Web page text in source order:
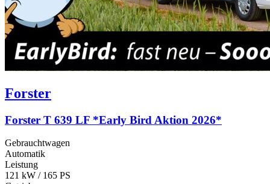
Forster
Forster T 639 LF *Early Bird Aktion 2026*
Gebrauchtwagen
Automatik
Leistung
121 kW / 165 PS